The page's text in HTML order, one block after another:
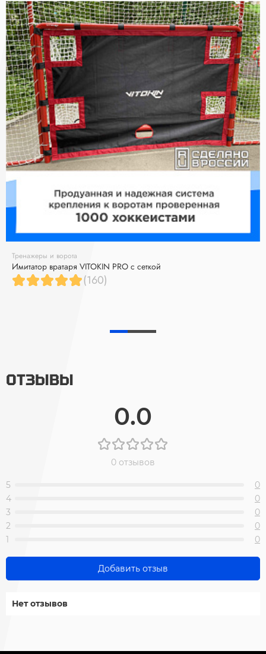
Тренажеры и ворота
Имитатор вратаря VITOKIN PRO с сеткой
(160)
ОТЗЫВЫ
0.0
0 отзывов
5
0
4
0
3
0
2
0
1
0
Добавить отзыв
Нет отзывов